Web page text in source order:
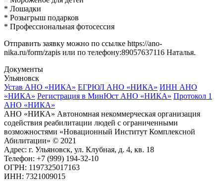
* Лошадки
* Розыгрыш подарков
* Профессиональная фотосессия
Отправить заявку можно по ссылке https://ano-
nika.ru/form/zapis или по телефону:89057637116 Наталья.
Документы
Ульяновск
Устав АНО «НИКА» ЕГРЮЛ АНО «НИКА» ИНН АНО
«НИКА» Регистрация в МинЮст АНО «НИКА» Протокол 1
АНО «НИКА»
АНО «НИКА» Автономная некоммерческая организация
содействия реабилитации людей с ограниченными
возможностями «Новационный Институт Комплексной
Абилитации» © 2021
Адрес: г. Ульяновск, ул. Клубная, д. 4, кв. 18
Телефон: +7 (999) 194-32-10
ОГРН: 1197325017163
ИНН: 7321009015